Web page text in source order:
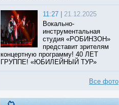
11:27 |
21.12.2025
Вокально-
инструментальная
студия «РОБИНЗОН»
представит зрителям
концертную программу! 40 ЛЕТ
ГРУППЕ! «ЮБИЛЕЙНЫЙ ТУР»
Все фото